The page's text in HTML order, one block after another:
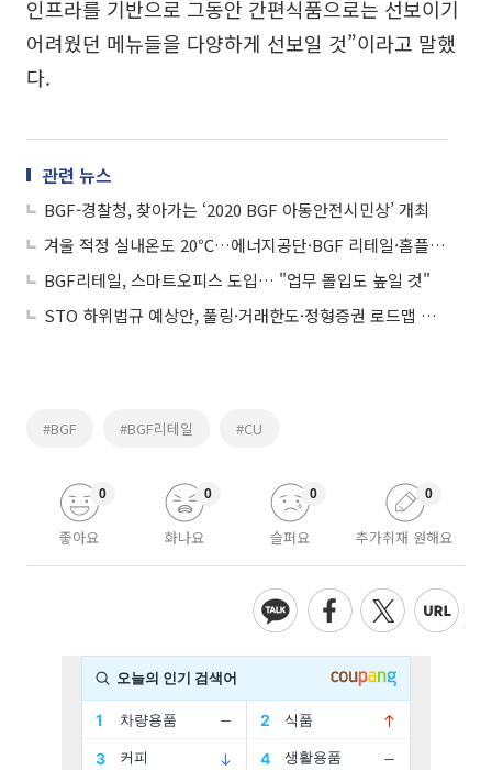
인프라를 기반으로 그동안 간편식품으로는 선보이기
어려웠던 메뉴들을 다양하게 선보일 것”이라고 말했
다.
관련 뉴스
BGF-경찰청, 찾아가는 ‘2020 BGF 아동안전시민상’ 개최
겨울 적정 실내온도 20℃…에너지공단·BGF 리테일·홈플러스 맞손
BGF리테일, 스마트오피스 도입… "업무 몰입도 높일 것"
STO 하위법규 예상안, 풀링·거래한도·정형증권 로드맵 제시
#BGF #BGF리테일 #CU
좋아요
0
화나요
0
슬퍼요
0
추가취재 원해요
0